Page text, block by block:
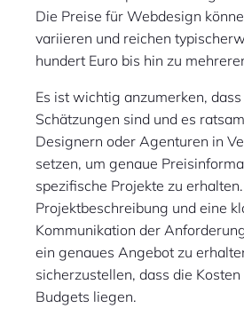
Die Preise für Webdesign
variieren und reichen
hundert Euro bis hin zu
Es ist wichtig anzumerken,
Schätzungen sind und es
Designern oder Agenturen in
setzen, um genaue
spezifische Projekte zu
Projektbeschreibung und eine
Kommunikation der
ein genaues Angebot zu
sicherzustellen, dass die
Budgets liegen.